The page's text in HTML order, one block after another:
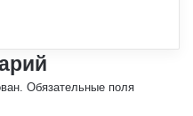
Обязательные поля